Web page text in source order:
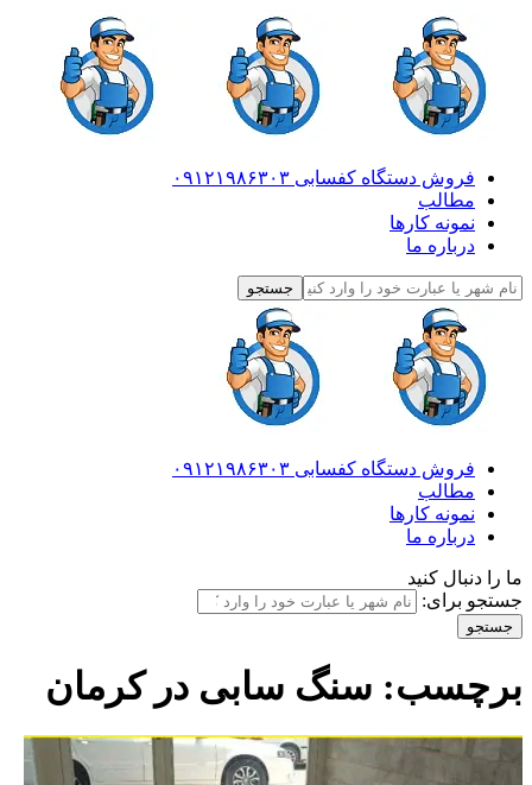
فروش دستگاه کفسابی ۰۹۱۲۱۹۸۶۳۰۳
مطالب
نمونه کارها
درباره ما
فروش دستگاه کفسابی ۰۹۱۲۱۹۸۶۳۰۳
مطالب
نمونه کارها
درباره ما
ما را دنبال کنید
جستجو برای:
برچسب: سنگ سابی در کرمان